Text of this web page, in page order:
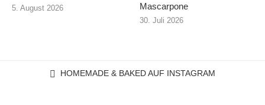
5. August 2026
Mascarpone
30. Juli 2026
HOMEMADE & BAKED AUF INSTAGRAM